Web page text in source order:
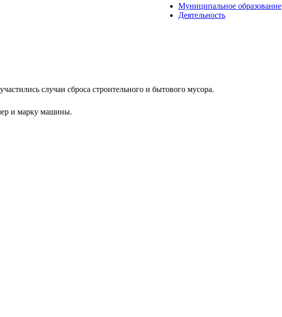
Муниципальное образование
Деятельность
случаи сброса строительного и бытового мусора.
и марку машины.